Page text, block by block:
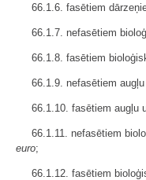
66.1.6. fasētiem
66.1.7. nefasētiem
66.1.8. fasētiem
66.1.9. nefasētiem
66.1.10. fasētiem augļu
66.1.11. nefasētiem
euro;
66.1.12. fasētiem